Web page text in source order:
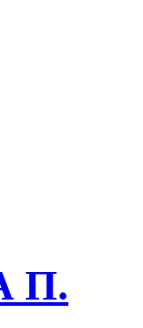
П.